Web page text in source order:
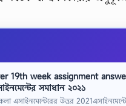
19th week assignment
সমাধান ২০২১
এসাইনমেন্টেরের উত্তর